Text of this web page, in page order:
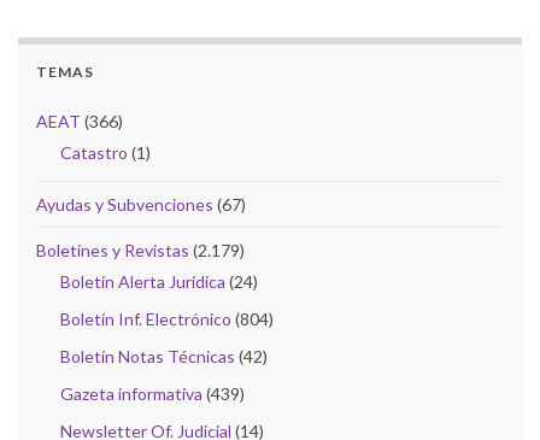
TEMAS
AEAT (366)
Catastro (1)
Ayudas y Subvenciones (67)
Boletines y Revistas (2.179)
Boletín Alerta Jurídica (24)
Boletín Inf. Electrónico (804)
Boletín Notas Técnicas (42)
Gazeta informativa (439)
Newsletter Of. Judicial (14)